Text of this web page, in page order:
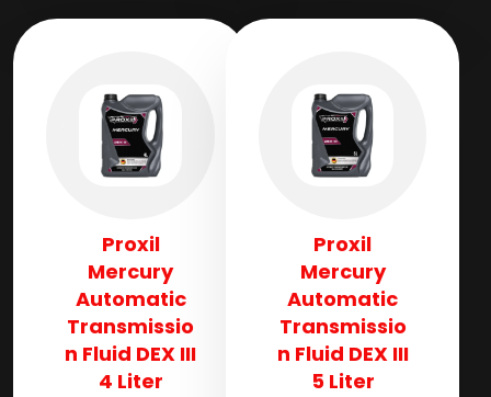
Proxil
Mercury
Automatic
Transmissio
n Fluid​ DEX III
4 Liter
Proxil
Mercury
Automatic
Transmissio
n Fluid​ DEX III
5 Liter